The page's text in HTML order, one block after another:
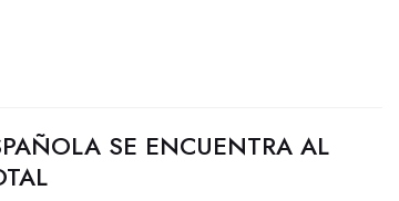
SE ENCUENTRA AL